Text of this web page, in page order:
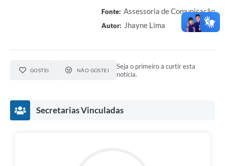
Fonte: Assessoria de Comunicação
Autor: Jhayne Lima
GOSTEI NÃO GOSTEI
Seja o primeiro a curtir esta
notícia.
Secretarias Vinculadas